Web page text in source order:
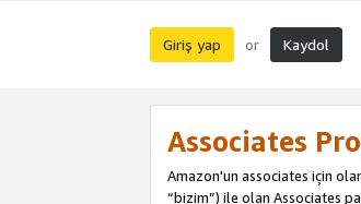
Giriş yap or Kaydol
Associates
Amazon'un associates için
“bizim”) ile olan Associates